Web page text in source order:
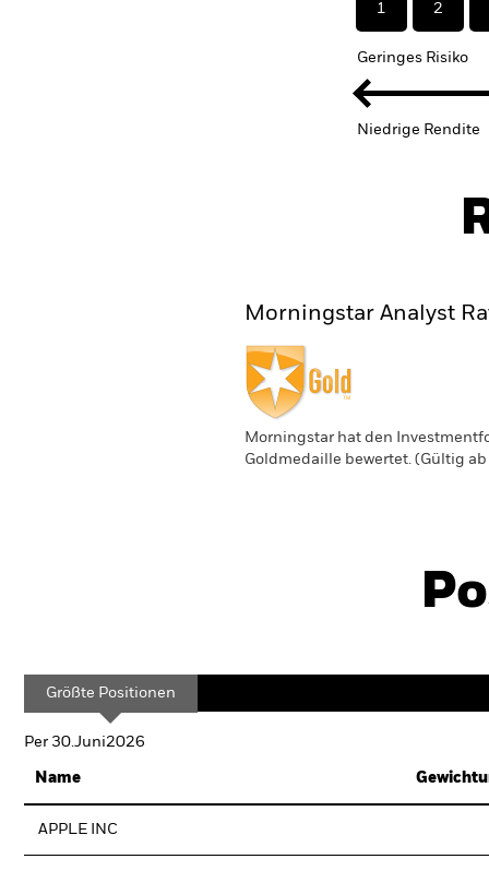
1 2
Geringes Risiko
Niedrige Rendite
Morningstar Analyst
Morningstar hat den
Goldmedaille bewertet. (Gültig
Größte Positionen
Per 30.Juni2026
Name
APPLE INC